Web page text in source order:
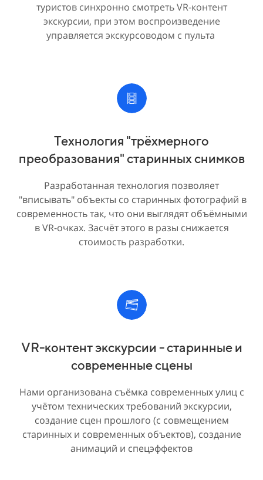
туристов синхронно смотреть VR-контент
экскурсии, при этом воспроизведение
управляется экскурсоводом с пульта
Технология "трёхмерного
преобразования" старинных снимков
Разработанная технология позволяет
"вписывать" объекты со старинных фотографий в
современность так, что они выглядят объёмными
в VR-очках. Засчёт этого в разы снижается
стоимость разработки.
VR-контент экскурсии - старинные и
современные сцены
Нами организована съёмка современных улиц с
учётом технических требований экскурсии,
создание сцен прошлого (с совмещением
старинных и современных объектов), создание
анимаций и спецэффектов